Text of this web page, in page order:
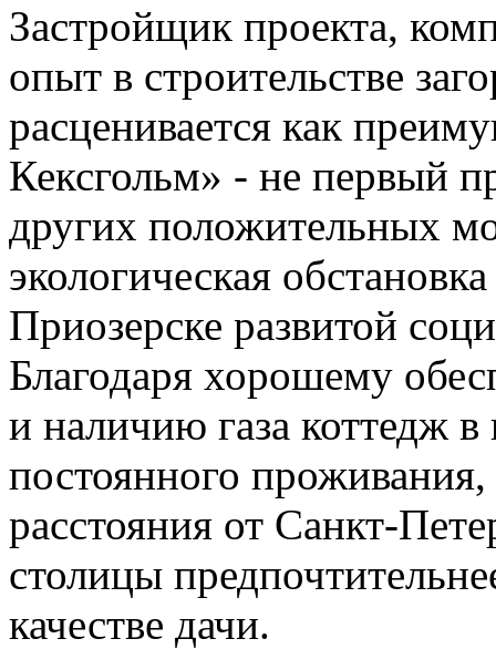
Застройщик проекта,
опыт в строительстве
расценивается как
Кексгольм» - не первый
других положительных
экологическая
Приозерске развитой
Благодаря хорошему
и наличию газа коттедж
постоянного
расстояния от Санкт-
столицы
качестве дачи.